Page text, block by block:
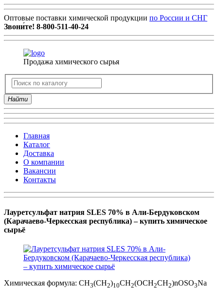
Оптовые поставки химической продукции по России и СНГ
Звони́те! 8-800-511-40-24
Продажа химического сырья
Найти
Главная
Каталог
Доставка
О компании
Вакансии
Контакты
Лауретсульфат натрия SLES 70% в Али-Бердуковском
(Карачаево-Черкесская республика) – купить химическое
сырьё
Химическая формула: CH3(CH2)10CH2(OCH2CH2)nOSO3Na